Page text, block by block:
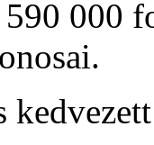
590 000